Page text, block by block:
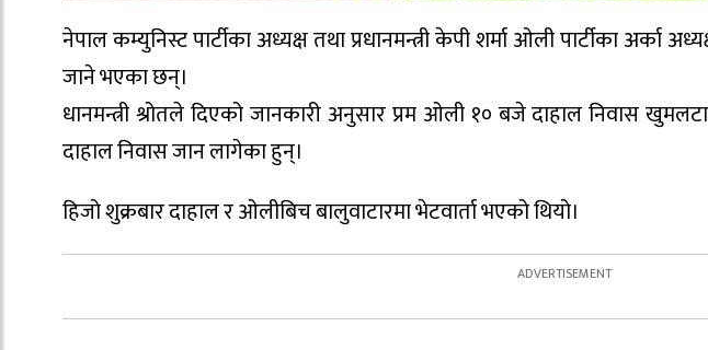
नेपाल कम्युनिस्ट पार्टीका अध्यक्ष तथा प्रधानमन्त्री केपी शर्मा ओली पार्टीका
जाने भएका छन्।
धानमन्त्री श्रोतले दिएको जानकारी अनुसार प्रम ओली १० बजे दाहाल निवास
दाहाल निवास जान लागेका हुन्।
हिजो शुक्रबार दाहाल र ओलीबिच बालुवाटारमा भेटवार्ता भएको थियो।